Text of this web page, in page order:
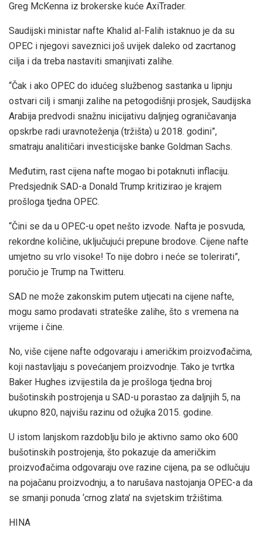
Greg McKenna iz brokerske kuće AxiTrader.
Saudijski ministar nafte Khalid al-Falih istaknuo je da su
OPEC i njegovi saveznici još uvijek daleko od zacrtanog
cilja i da treba nastaviti smanjivati zalihe.
“Čak i ako OPEC do idućeg službenog sastanka u lipnju
ostvari cilj i smanji zalihe na petogodišnji prosjek, Saudijska
Arabija predvodi snažnu inicijativu daljnjeg ograničavanja
opskrbe radi uravnoteženja (tržišta) u 2018. godini”,
smatraju analitičari investicijske banke Goldman Sachs.
Međutim, rast cijena nafte mogao bi potaknuti inflaciju.
Predsjednik SAD-a Donald Trump kritizirao je krajem
prošloga tjedna OPEC.
“Čini se da u OPEC-u opet nešto izvode. Nafta je posvuda,
rekordne količine, uključujući prepune brodove. Cijene nafte
umjetno su vrlo visoke! To nije dobro i neće se tolerirati”,
poručio je Trump na Twitteru.
SAD ne može zakonskim putem utjecati na cijene nafte,
mogu samo prodavati strateške zalihe, što s vremena na
vrijeme i čine.
No, više cijene nafte odgovaraju i američkim proizvođačima,
koji nastavljaju s povećanjem proizvodnje. Tako je tvrtka
Baker Hughes izvijestila da je prošloga tjedna broj
bušotinskih postrojenja u SAD-u porastao za daljnjih 5, na
ukupno 820, najvišu razinu od ožujka 2015. godine.
U istom lanjskom razdoblju bilo je aktivno samo oko 600
bušotinskih postrojenja, što pokazuje da američkim
proizvođačima odgovaraju ove razine cijena, pa se odlučuju
na pojačanu proizvodnju, a to narušava nastojanja OPEC-a da
se smanji ponuda ‘crnog zlata’ na svjetskim tržištima.
HINA